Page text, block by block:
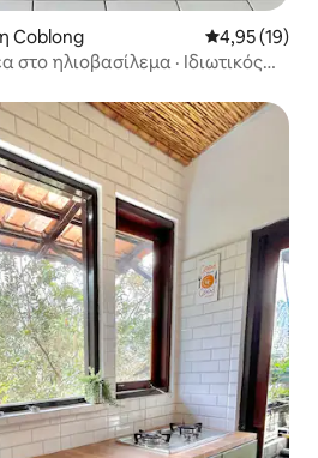
Coblong Μέση
4,95 (19)
στο ηλιοβασίλεμα · Ιδιωτικός